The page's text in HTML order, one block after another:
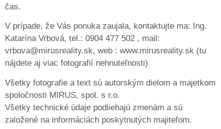
čas.
V prípade, že Vás ponuka zaujala, kontaktujte ma: Ing.
Katarína Vrbová, tel.: 0904 477 502 , mail:
vrbova@mirusreality.sk, web : www.mirusreality.sk (tu
nájdete aj viac fotografií nehnuteľnosti)
Všetky fotografie a text sú autorským dielom a majetkom
spoločnosti MIRUS, spol. s r.o.
Všetky technické údaje podliehajú zmenám a sú
založené na informáciách poskytnutých majiteľom.